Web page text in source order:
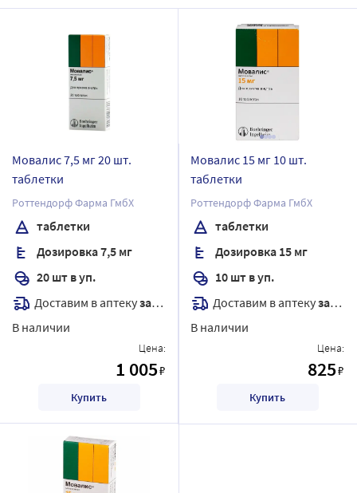
Мовалис 7,5 мг 20 шт.
таблетки
Роттендорф Фарма ГмбХ
таблетки
Дозировка 7,5 мг
20 шт в уп.
Доставим в аптекузавтра
В наличии
Цена:
1 005₽
Купить
Мовалис 15 мг 10 шт.
таблетки
Роттендорф Фарма ГмбХ
таблетки
Дозировка 15 мг
10 шт в уп.
Доставим в аптекузавтра
В наличии
Цена:
825₽
Купить